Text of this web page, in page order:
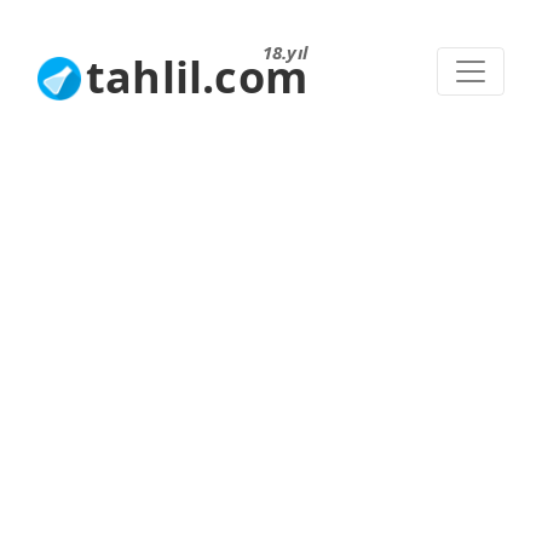
18.yıl
tahlil.com